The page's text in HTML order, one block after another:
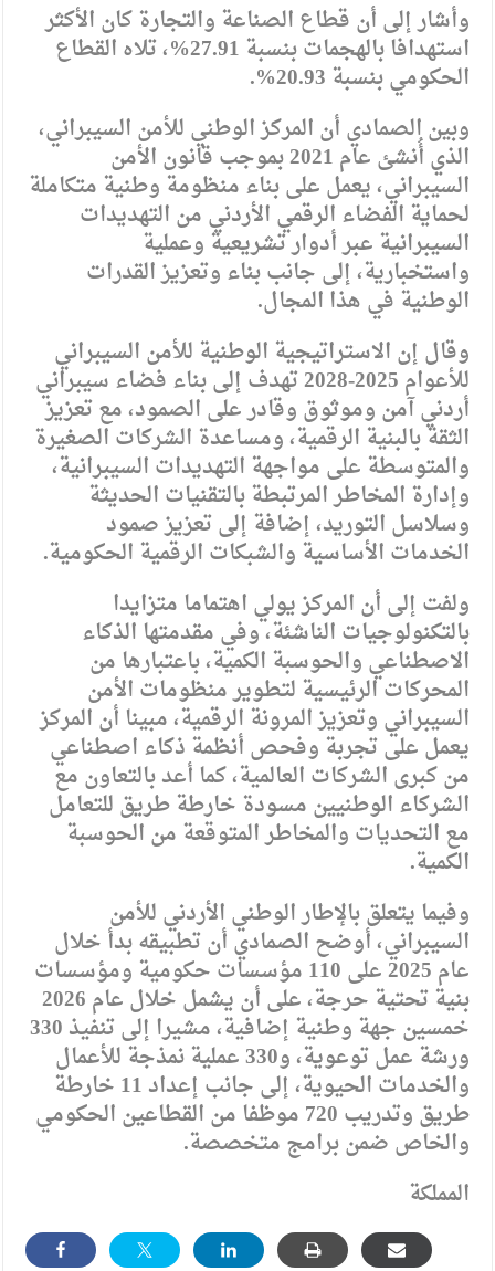
وأشار إلى أن قطاع الصناعة والتجارة كان الأكثر
استهدافا بالهجمات بنسبة 27.91%، تلاه القطاع
الحكومي بنسبة 20.93%.
وبين الصمادي أن المركز الوطني للأمن السيبراني،
الذي أُنشئ عام 2021 بموجب قانون الأمن
السيبراني، يعمل على بناء منظومة وطنية متكاملة
لحماية الفضاء الرقمي الأردني من التهديدات
السيبرانية عبر أدوار تشريعية وعملية
واستخبارية، إلى جانب بناء وتعزيز القدرات
الوطنية في هذا المجال.
وقال إن الاستراتيجية الوطنية للأمن السيبراني
للأعوام 2025-2028 تهدف إلى بناء فضاء سيبراني
أردني آمن وموثوق وقادر على الصمود، مع تعزيز
الثقة بالبنية الرقمية، ومساعدة الشركات الصغيرة
والمتوسطة على مواجهة التهديدات السيبرانية،
وإدارة المخاطر المرتبطة بالتقنيات الحديثة
وسلاسل التوريد، إضافة إلى تعزيز صمود
الخدمات الأساسية والشبكات الرقمية الحكومية.
ولفت إلى أن المركز يولي اهتماما متزايدا
بالتكنولوجيات الناشئة، وفي مقدمتها الذكاء
الاصطناعي والحوسبة الكمية، باعتبارها من
المحركات الرئيسية لتطوير منظومات الأمن
السيبراني وتعزيز المرونة الرقمية، مبينا أن المركز
يعمل على تجربة وفحص أنظمة ذكاء اصطناعي
من كبرى الشركات العالمية، كما أعد بالتعاون مع
الشركاء الوطنيين مسودة خارطة طريق للتعامل
مع التحديات والمخاطر المتوقعة من الحوسبة
الكمية.
وفيما يتعلق بالإطار الوطني الأردني للأمن
السيبراني، أوضح الصمادي أن تطبيقه بدأ خلال
عام 2025 على 110 مؤسسات حكومية ومؤسسات
بنية تحتية حرجة، على أن يشمل خلال عام 2026
خمسين جهة وطنية إضافية، مشيرا إلى تنفيذ 330
ورشة عمل توعوية، و330 عملية نمذجة للأعمال
والخدمات الحيوية، إلى جانب إعداد 11 خارطة
طريق وتدريب 720 موظفا من القطاعين الحكومي
والخاص ضمن برامج متخصصة.
المملكة